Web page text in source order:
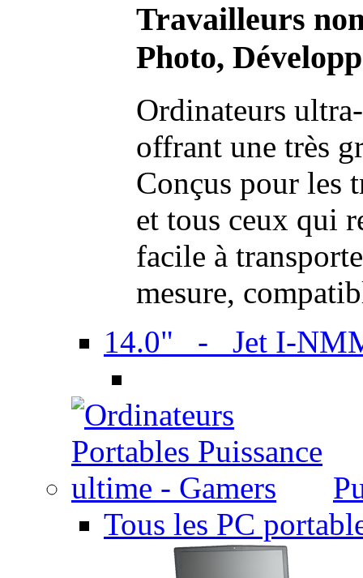
Travailleurs
Photo,
Ordinateurs
offrant une très
Conçus pour les
et tous ceux qui
facile à
mesure,
14.0" - Jet I-
Tous les PC